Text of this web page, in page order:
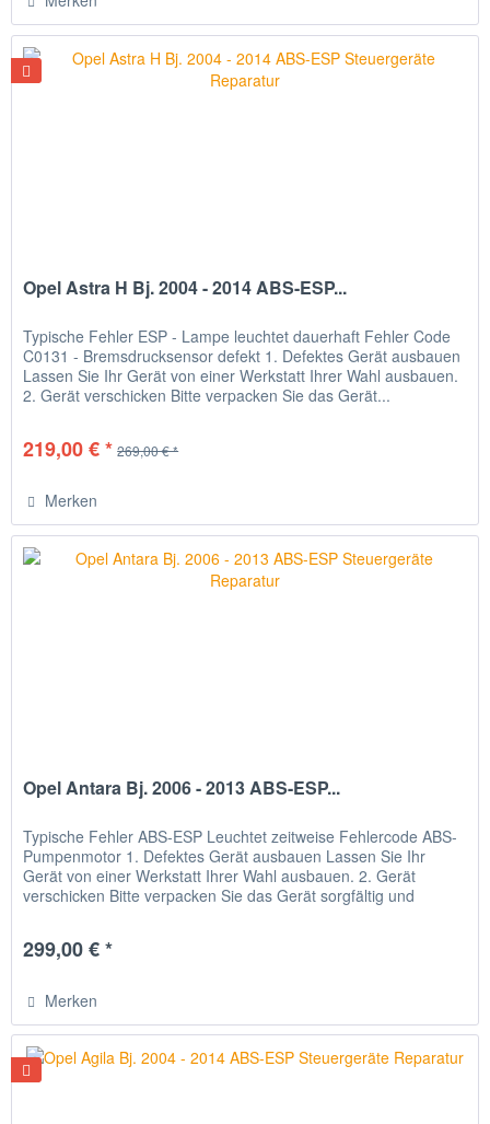
Opel Astra H Bj. 2004 - 2014 ABS-ESP...
Typische Fehler ESP - Lampe leuchtet dauerhaft Fehler Code
C0131 - Bremsdrucksensor defekt 1. Defektes Gerät ausbauen
Lassen Sie Ihr Gerät von einer Werkstatt Ihrer Wahl ausbauen.
2. Gerät verschicken Bitte verpacken Sie das Gerät...
219,00 € * 269,00 € *
Merken
Opel Antara Bj. 2006 - 2013 ABS-ESP...
Typische Fehler ABS-ESP Leuchtet zeitweise Fehlercode ABS-
Pumpenmotor 1. Defektes Gerät ausbauen Lassen Sie Ihr
Gerät von einer Werkstatt Ihrer Wahl ausbauen. 2. Gerät
verschicken Bitte verpacken Sie das Gerät sorgfältig und
299,00 € *
Merken